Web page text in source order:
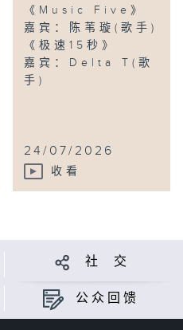
《Music Five》
嘉宾：陈苇璇(歌手)
《极速15秒》
嘉宾：Delta T(歌
手)
24/07/2026
收看
社 交
公众回馈